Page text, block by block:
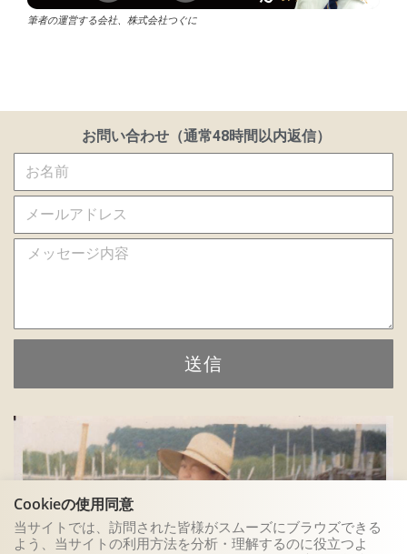
筆者の運営する会社、株式会社つぐに
お問い合わせ（通常48時間以内返信）
送信
Cookieの使用同意
当サイトでは、訪問された皆様がスムーズにブラウズできる
よう、当サイトの利用方法を分析・理解するのに役立つよ